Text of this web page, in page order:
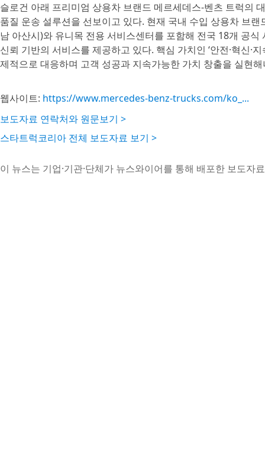
슬로건 아래 프리미엄 상용차 브랜드 메르세데스-벤츠 트럭의
품질 운송 설루션을 선보이고 있다. 현재 국내 수입 상용차 브
남 아산시)와 유니목 전용 서비스센터를 포함해 전국 18개 공
신뢰 기반의 서비스를 제공하고 있다. 핵심 가치인 ‘안전·혁신·
제적으로 대응하며 고객 성공과 지속가능한 가치 창출을 실현
웹사이트: https://www.mercedes-benz-trucks.com/ko_...
보도자료 연락처와 원문보기 >
스타트럭코리아 전체 보도자료 보기 >
이 뉴스는 기업·기관·단체가 뉴스와이어를 통해 배포한 보도자